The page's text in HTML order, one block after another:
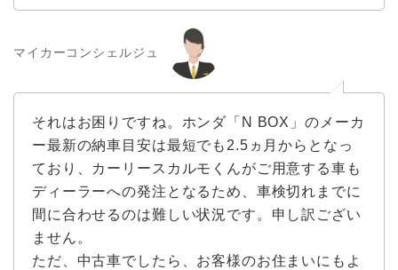
マイカーコンシェルジュ
それはお困りですね。ホンダ「N BOX」のメーカ
ー最新の納車目安は最短でも2.5ヵ月からとなっ
ており、カーリースカルモくんがご用意する車も
ディーラーへの発注となるため、車検切れまでに
間に合わせるのは難しい状況です。申し訳ござい
ません。
ただ、中古車でしたら、お客様のお住まいにもよ